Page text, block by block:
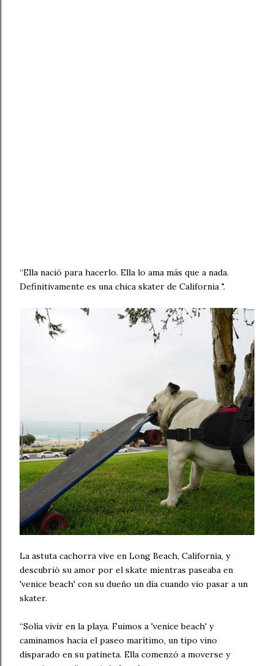
“Ella nació para hacerlo. Ella lo ama más que a nada.
Definitivamente es una chica skater de California ".
La astuta cachorra vive en Long Beach, California, y
descubrió su amor por el skate mientras paseaba en
'venice beach' con su dueño un día cuando vio pasar a un
skater.
“Solía ​​vivir en la playa. Fuimos a 'venice beach' y
caminamos hacia el paseo marítimo, un tipo vino
disparado en su patineta. Ella comenzó a moverse y